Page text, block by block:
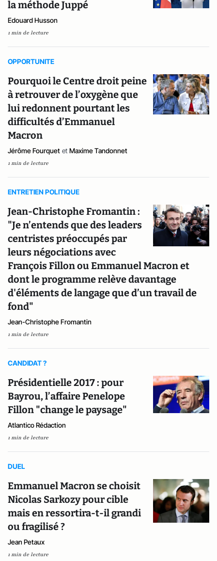
la méthode Juppé
Edouard Husson
1 min de lecture
OPPORTUNITE
Pourquoi le Centre droit peine
à retrouver de l’oxygène que
lui redonnent pourtant les
difficultés d’Emmanuel
Macron
Jérôme Fourquet et Maxime Tandonnet
1 min de lecture
ENTRETIEN POLITIQUE
Jean-Christophe Fromantin :
"Je n’entends que des leaders
centristes préoccupés par
leurs négociations avec
François Fillon ou Emmanuel Macron et
dont le programme relève davantage
d'éléments de langage que d’un travail de
fond"
Jean-Christophe Fromantin
1 min de lecture
CANDIDAT ?
Présidentielle 2017 : pour
Bayrou, l’affaire Penelope
Fillon "change le paysage"
Atlantico Rédaction
1 min de lecture
DUEL
Emmanuel Macron se choisit
Nicolas Sarkozy pour cible
mais en ressortira-t-il grandi
ou fragilisé ?
Jean Petaux
1 min de lecture